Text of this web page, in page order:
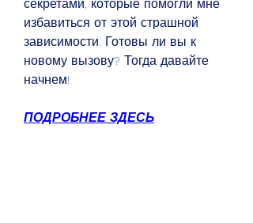
секретами, которые помогли мне
избавиться от этой страшной
зависимости. Готовы ли вы к
новому вызову? Тогда давайте
начнем!
ПОДРОБНЕЕ ЗДЕСЬ